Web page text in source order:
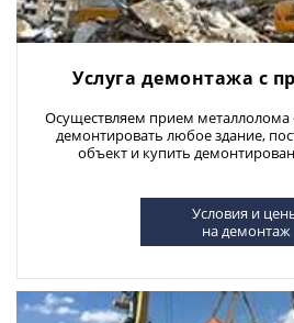
Услуга демонтажа с
Осуществляем прием металлолома
демонтировать любое здание,
объект и купить
Условия и
на демонтаж